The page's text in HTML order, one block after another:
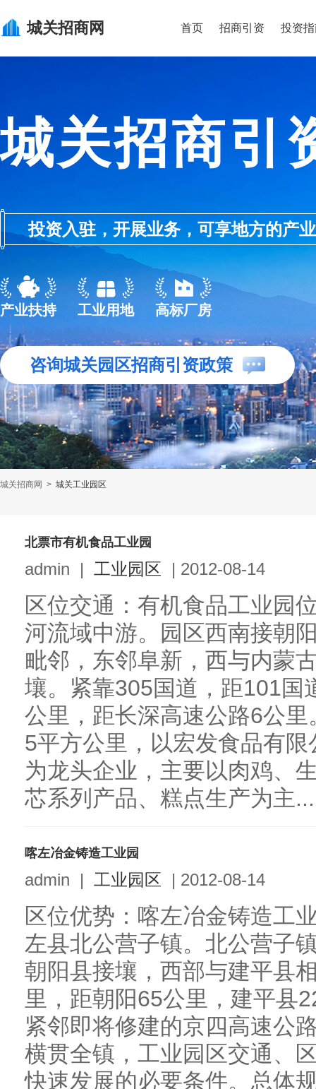
城关招商网 首页 招商引资 投资
城关招商引
投资入驻，开展业务，可享地方的产
产业扶持 工业用地 高标厂房
咨询城关园区招商引资政策
城关招商网 > 城关工业园区
北票市有机食品工业园
admin | 工业园区 | 2012-08-14
区位交通：有机食品工业园
河流域中游。园区西南接朝
毗邻，东邻阜新，西与内蒙
壤。紧靠305国道，距101国
公里，距长深高速公路6公
5平方公里，以宏发食品有
为龙头企业，主要以肉鸡、
芯系列产品、糕点生产为主...
喀左冶金铸造工业园
admin | 工业园区 | 2012-08-14
区位优势：喀左冶金铸造工
左县北公营子镇。北公营子
朝阳县接壤，西部与建平县
里，距朝阳65公里，建平县
紧邻即将修建的京四高速公
横贯全镇，工业园区交通、
快速发展的必要条件。总体